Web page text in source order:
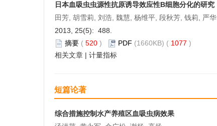
日本血吸虫虫源性抗原诱导效应性B细胞分化的研究
田芳, 胡雪莉, 刘浩, 魏慧, 杨维平, 段秋芳, 钱莉, 严华
2013, 25(5): 488.
摘要 ( 520 ) PDF (1660KB) ( 1077 )
相关文章 | 计量指标
短篇论著
综合措施控制水产养殖区血吸虫病效果